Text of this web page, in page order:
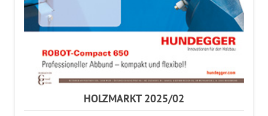
HOLZMARKT 2025/02